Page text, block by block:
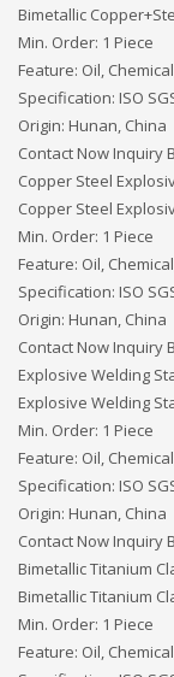
Bimetallic
Min. Order: 1 Piece
Feature: Oil,
Specification: ISO
Origin: Hunan, China
Contact Now Inquiry
Copper Steel
Copper Steel
Min. Order: 1 Piece
Feature: Oil,
Specification: ISO
Origin: Hunan, China
Contact Now Inquiry
Explosive Welding
Explosive Welding
Min. Order: 1 Piece
Feature: Oil,
Specification: ISO
Origin: Hunan, China
Contact Now Inquiry
Bimetallic Titanium
Bimetallic Titanium
Min. Order: 1 Piece
Feature: Oil,